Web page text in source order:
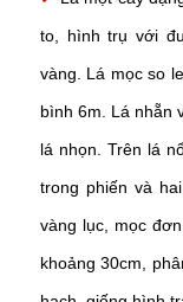
to, hình trụ với
vàng. Lá mọc so
bình 6m. Lá nhẵn
lá nhọn. Trên lá
trong phiến và
vàng lục, mọc
khoảng 30cm,